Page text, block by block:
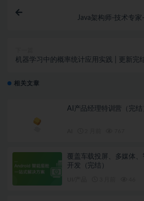
Java架构师-技术专家
机器学习中的概率统计应用实践 | 更新完
相关文章
AI产品经理特训营（完结
覆盖车载投屏、多媒体
开发（完结）